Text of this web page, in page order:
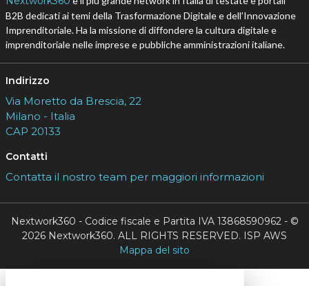
B2B dedicati ai temi della Trasformazione Digitale e dell’Innovazione
Imprenditoriale. Ha la missione di diffondere la cultura digitale e
imprenditoriale nelle imprese e pubbliche amministrazioni italiane.
Indirizzo
Via Moretto da Brescia, 22
Milano - Italia
CAP 20133
Contatti
Contatta il nostro team per maggiori informazioni
Nextwork360 - Codice fiscale e Partita IVA 13868590962 - ©
2026 Nextwork360. ALL RIGHTS RESERVED. ISP AWS
Mappa del sito